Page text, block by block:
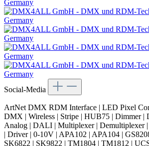
Social-Media
ArtNet DMX RDM Interface | LED Pixel
DMX | Wireless | Stripe | HUB75 | Dimmer |
Analog | DALI | Multiplexer | Demultiplexer |
| Driver | 0-10V | APA102 | APA104 |
SK6822 | SK9822 | TM1804 | TM1812 |